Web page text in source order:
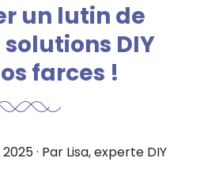
un lutin de
solutions DIY
farces !
· Par Lisa, experte DIY